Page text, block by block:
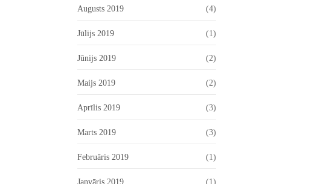
Augusts 2019 (4)
Jūlijs 2019 (1)
Jūnijs 2019 (2)
Maijs 2019 (2)
Aprīlis 2019 (3)
Marts 2019 (3)
Februāris 2019 (1)
Janvāris 2019 (1)